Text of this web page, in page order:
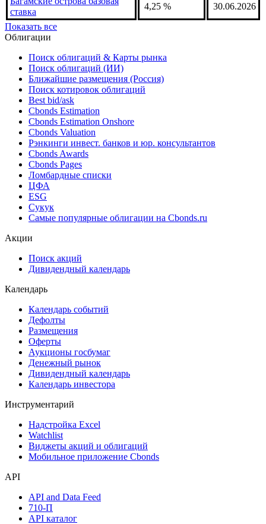
Армения ставка
рефинансирования НБ
6,5 % 04.08.2026
Багамские острова базовая
ставка
Показать все
Облигации
Поиск облигаций & Карты рынка
Поиск облигаций (ИИ)
Ближайшие размещения (Россия)
Поиск котировок облигаций
Best bid/ask
Cbonds Estimation
Cbonds Estimation Onshore
Cbonds Valuation
Рэнкинги инвест. банков и юр. консультантов
Cbonds Awards
Cbonds Pages
Ломбардные списки
ESG
Самые популярные облигации на Cbonds.ru
Дивидендный календарь
Календарь
Календарь событий
Дефолты
Размещения
Оферты
Денежный рынок
Календарь инвестора
Инструментарий
Мобильное приложение Cbonds
API